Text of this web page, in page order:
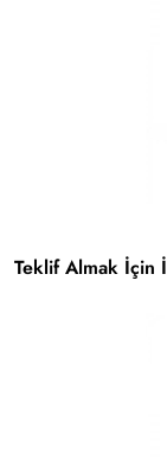
Teklif Almak İçin